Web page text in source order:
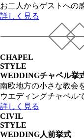
お二人からゲストへの
詳しく見る
CHAPEL
STYLE
WEDDINGチャペル挙
南欧地方の小さな教会
ウエディングチャペル
詳しく見る
CIVIL
STYLE
WEDDING人前挙式